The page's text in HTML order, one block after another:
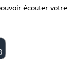
écouter votre